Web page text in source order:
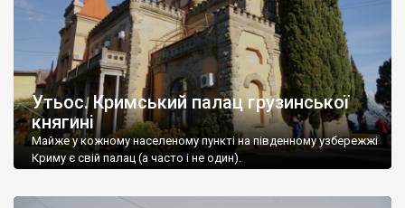
Утьос. Кримський палац грузинської
княгині
Майже у кожному населеному пункті на південному узбережжі
Криму є свій палац (а часто і не один).